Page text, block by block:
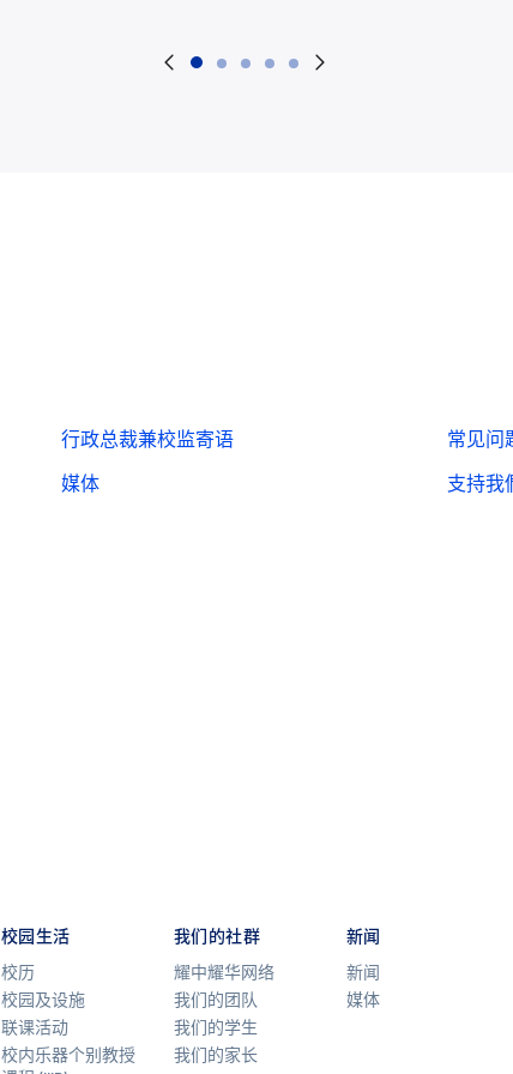
行政总裁兼校监寄语
常见问
媒体 支持我
校园生活
校历
校园及设施
联课活动
校内乐器个别教授
我们的社群
耀中耀华网络
我们的团队
我们的学生
我们的家长
新闻
新闻
媒体